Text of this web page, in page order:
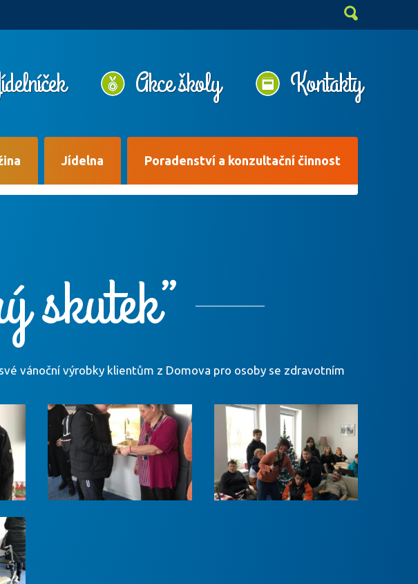
Akce školy Kontakty
Jídelna Poradenství a konzultační činnost
skutek”
vánoční výrobky klientům z Domova pro osoby se zdravotním